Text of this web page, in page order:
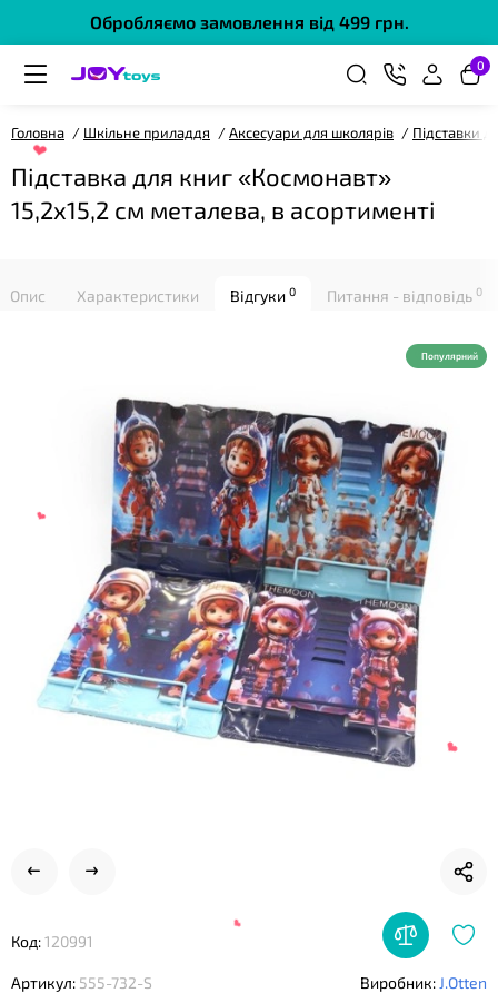
Обробляємо замовлення від 499 грн.
0
Головна Шкільне приладдя Аксесуари для школярів Підставки
Підставка для книг «Космонавт»
15,2х15,2 см металева, в асортименті
Опис Характеристики Відгуки 0 Питання - відповідь 0
Популярний
Код:120991
Артикул: 555-732-S Виробник: J.Otten
❤
❤